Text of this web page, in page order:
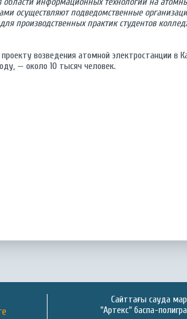
осуществляют подведомственные
производственных практик студентов
возведения атомной электростанции в
— около 10 тысяч человек.
Сайттағы сауда
"Артекс" баспа-